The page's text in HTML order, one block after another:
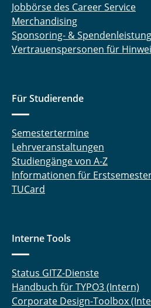
Jobbörse des Career Service
Merchandising
Sponsoring- &
Vertrauenspersonen für
Für Studierende
Semestertermine
Lehrveranstaltungen
Studiengänge von A-Z
Informationen für
TUCard
Interne Tools
Status GITZ-Dienste
Handbuch für TYPO3 (Intern)
Corporate Design-Toolbox